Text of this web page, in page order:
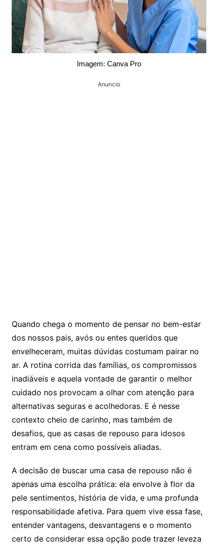
Imagem: Canva Pro
Anuncio
Quando chega o momento de pensar no bem-estar
dos nossos pais, avós ou entes queridos que
envelheceram, muitas dúvidas costumam pairar no
ar. A rotina corrida das famílias, os compromissos
inadiáveis e aquela vontade de garantir o melhor
cuidado nos provocam a olhar com atenção para
alternativas seguras e acolhedoras. E é nesse
contexto cheio de carinho, mas também de
desafios, que as casas de repouso para idosos
entram em cena como possíveis aliadas.
A decisão de buscar uma casa de repouso não é
apenas uma escolha prática: ela envolve à flor da
pele sentimentos, história de vida, e uma profunda
responsabilidade afetiva. Para quem vive essa fase,
entender vantagens, desvantagens e o momento
certo de considerar essa opção pode trazer leveza